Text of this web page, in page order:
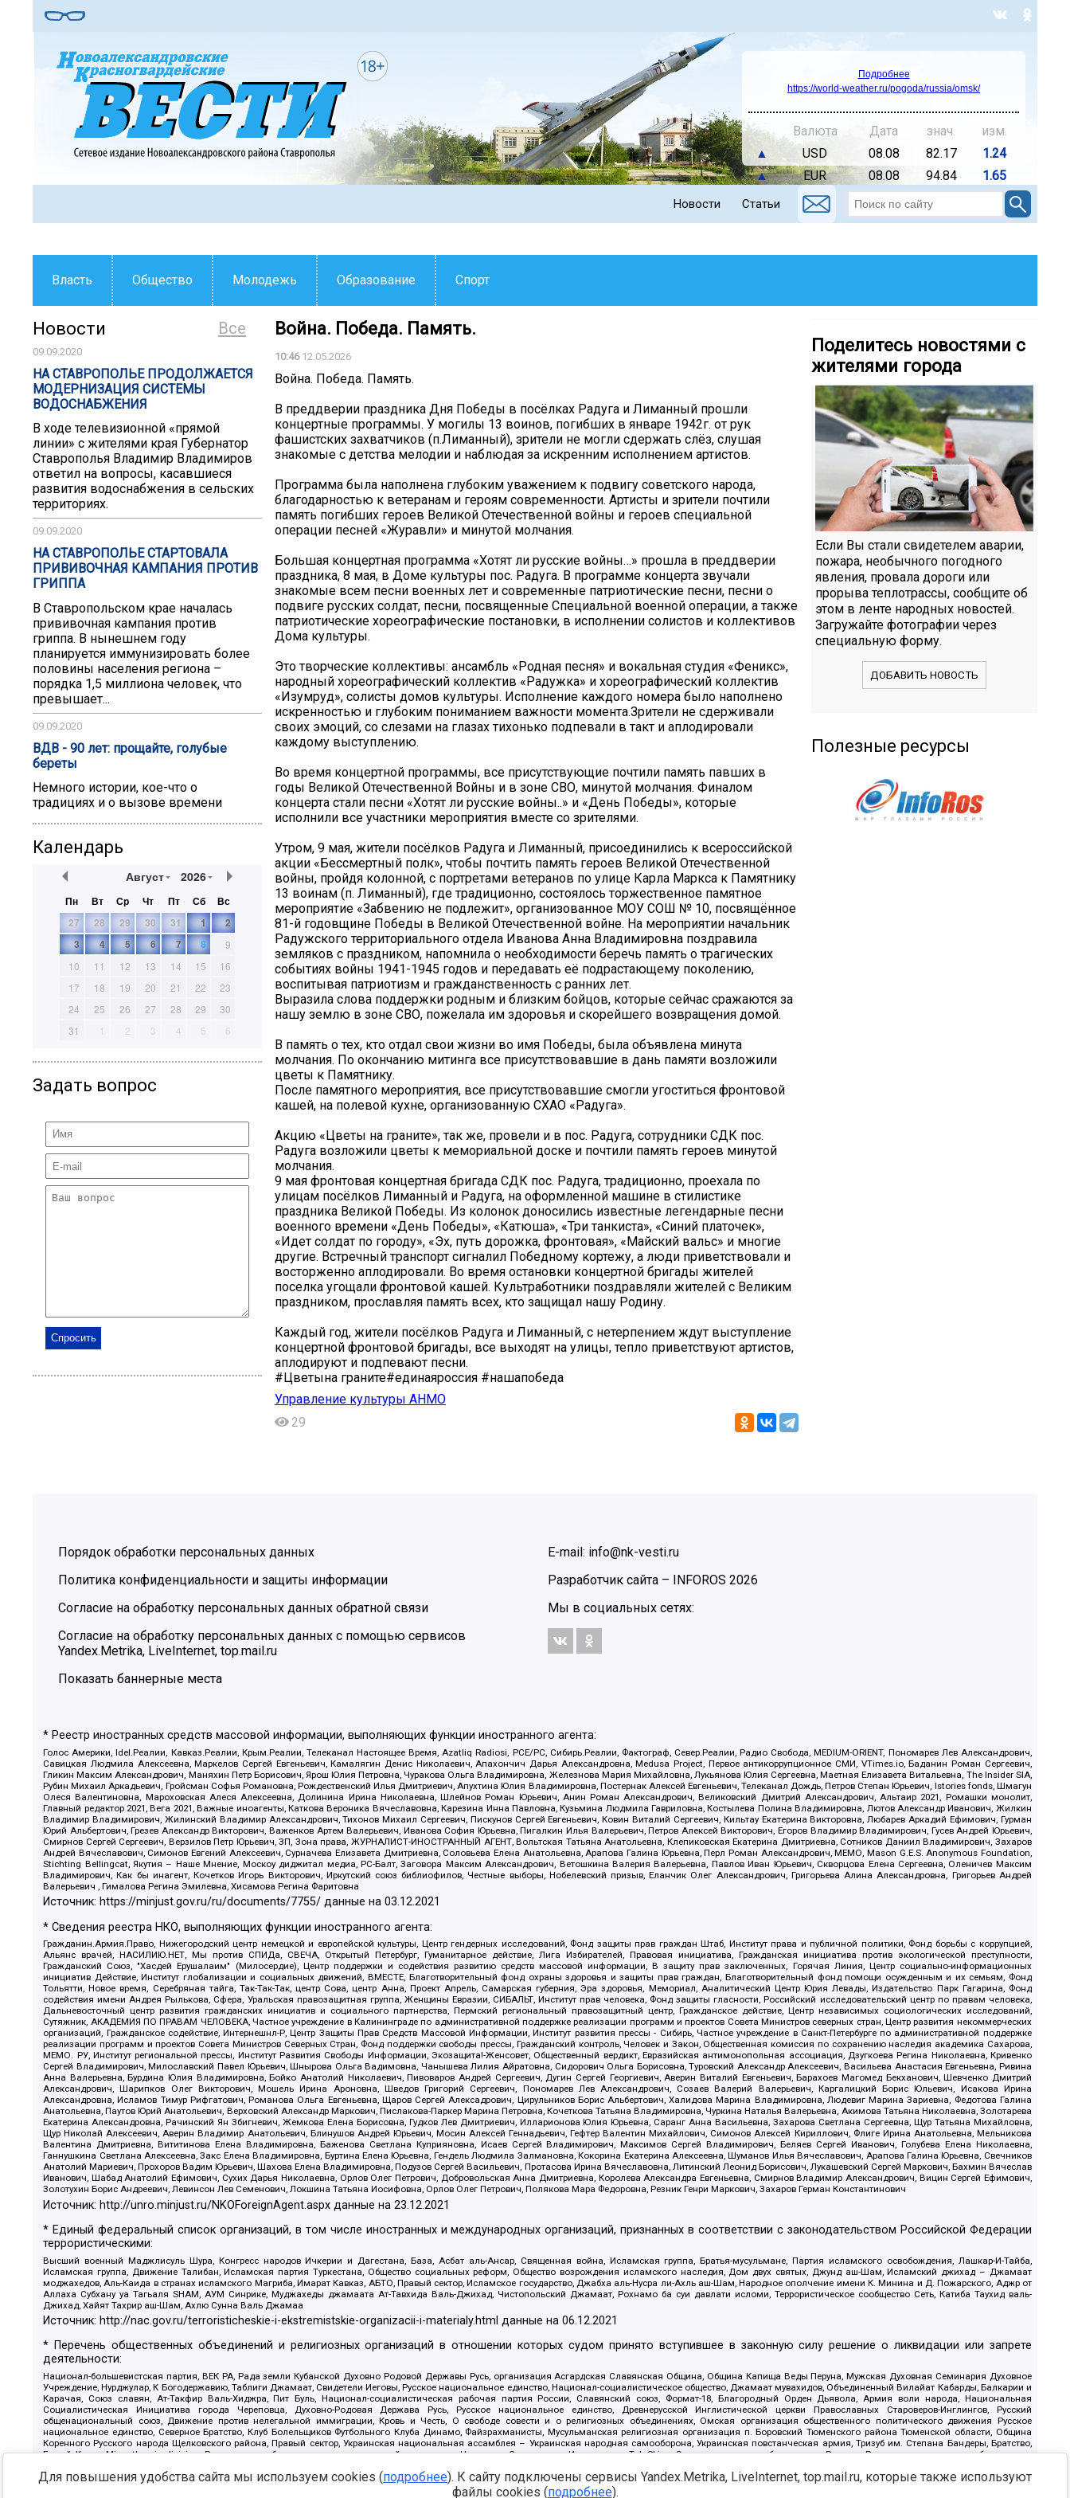
Подробнее
https://world-weather.ru/pogoda/russia/omsk/
Валюта Дата знач.
изм.
▲
USD 08.08 82.17
1.24
▲
EUR 08.08 94.84 1.65
Новости Статьи
Власть Общество Молодежь Образование Спорт
Все
Новости
09.09.2020
НА СТАВРОПОЛЬЕ ПРОДОЛЖАЕТСЯ
МОДЕРНИЗАЦИЯ СИСТЕМЫ
ВОДОСНАБЖЕНИЯ
В ходе телевизионной «прямой
линии» с жителями края Губернатор
Ставрополья Владимир Владимиров
ответил на вопросы, касавшиеся
развития водоснабжения в сельских
территориях.
09.09.2020
НА СТАВРОПОЛЬЕ СТАРТОВАЛА
ПРИВИВОЧНАЯ КАМПАНИЯ ПРОТИВ
ГРИППА
В Ставропольском крае началась
прививочная кампания против
гриппа. В нынешнем году
планируется иммунизировать более
половины населения региона –
порядка 1,5 миллиона человек, что
превышает...
09.09.2020
ВДВ - 90 лет: прощайте, голубые
береты
Немного истории, кое-что о
традициях и о вызове времени
Календарь
Август 2026
Пн Вт Ср Чт Пт Сб
Вс
27
28 29 30 31 1
2
3
4 5 6 7 8
9
10
11 12 13 14 15
16
17
18 19 20 21 22
23
24
25 26 27 28 29
30
31
1 2 3 4 5 6
Задать вопрос
Война. Победа. Память.
10:4612.05.2026
Война. Победа. Память.
В преддверии праздника Дня Победы в посёлках Радуга и Лиманный прошли
концертные программы. У могилы 13 воинов, погибших в январе 1942г. от рук
фашистских захватчиков (п.Лиманный), зрители не могли сдержать слёз, слушая
знакомые с детства мелодии и наблюдая за искренним исполнением артистов.
Программа была наполнена глубоким уважением к подвигу советского народа,
благодарностью к ветеранам и героям современности. Артисты и зрители почтили
память погибших героев Великой Отечественной войны и героев специальной
операции песней «Журавли» и минутой молчания.
Большая концертная программа «Хотят ли русские войны…» прошла в преддверии
праздника, 8 мая, в Доме культуры пос. Радуга. В программе концерта звучали
знакомые всем песни военных лет и современные патриотические песни, песни о
подвиге русских солдат, песни, посвященные Специальной военной операции, а также
патриотические хореографические постановки, в исполнении солистов и коллективов
Дома культуры.
Это творческие коллективы: ансамбль «Родная песня» и вокальная студия «Феникс»,
народный хореографический коллектив «Радужка» и хореографический коллектив
«Изумруд», солисты домов культуры. Исполнение каждого номера было наполнено
искренностью и глубоким пониманием важности момента.Зрители не сдерживали
своих эмоций, со слезами на глазах тихонько подпевали в такт и аплодировали
каждому выступлению.
Во время концертной программы, все присутствующие почтили память павших в
годы Великой Отечественной Войны и в зоне СВО, минутой молчания. Финалом
концерта стали песни «Хотят ли русские войны..» и «День Победы», которые
исполнили все участники мероприятия вместе со зрителями.
Утром, 9 мая, жители посёлков Радуга и Лиманный, присоединились к всероссийской
акции «Бессмертный полк», чтобы почтить память героев Великой Отечественной
войны, пройдя колонной, с портретами ветеранов по улице Карла Маркса к Памятнику
13 воинам (п. Лиманный), где традиционно, состоялось торжественное памятное
мероприятие «Забвению не подлежит», организованное МОУ СОШ № 10, посвящённое
81-й годовщине Победы в Великой Отечественной войне. На мероприятии начальник
Радужского территориального отдела Иванова Анна Владимировна поздравила
земляков с праздником, напомнила о необходимости беречь память о трагических
событиях войны 1941-1945 годов и передавать её подрастающему поколению,
воспитывая патриотизм и гражданственность с ранних лет.
Выразила слова поддержки родным и близким бойцов, которые сейчас сражаются за
нашу землю в зоне СВО, пожелала им здоровья и скорейшего возвращения домой.
В память о тех, кто отдал свои жизни во имя Победы, была объявлена минута
молчания. По окончанию митинга все присутствовавшие в дань памяти возложили
цветы к Памятнику.
После памятного мероприятия, все присутствовавшие смогли угоститься фронтовой
кашей, на полевой кухне, организованную СХАО «Радуга».
Акцию «Цветы на граните», так же, провели и в пос. Радуга, сотрудники СДК пос.
Радуга возложили цветы к мемориальной доске и почтили память героев минутой
молчания.
9 мая фронтовая концертная бригада СДК пос. Радуга, традиционно, проехала по
улицам посёлков Лиманный и Радуга, на оформленной машине в стилистике
праздника Великой Победы. Из колонок доносились известные легендарные песни
военного времени «День Победы», «Катюша», «Три танкиста», «Синий платочек»,
«Идет солдат по городу», «Эх, путь дорожка, фронтовая», «Майский вальс» и многие
другие. Встречный транспорт сигналил Победному кортежу, а люди приветствовали и
восторженно аплодировали. Во время остановки концертной бригады жителей
поселка угощали фронтовой кашей. Культработники поздравляли жителей с Великим
праздником, прославляя память всех, кто защищал нашу Родину.
Каждый год, жители посёлков Радуга и Лиманный, с нетерпением ждут выступление
концертной фронтовой бригады, все выходят на улицы, тепло приветствуют артистов,
аплодируют и подпевают песни.
#Цветына граните#единаяроссия #нашапобеда
Управление культуры АНМО
29
Поделитесь новостями с
жителями города
Если Вы стали свидетелем аварии,
пожара, необычного погодного
явления, провала дороги или
прорыва теплотрассы, сообщите об
этом в ленте народных новостей.
Загружайте фотографии через
специальную форму.
ДОБАВИТЬ НОВОСТЬ
Полезные ресурсы
Порядок обработки персональных данных
Политика конфиденциальности и защиты информации
Согласие на обработку персональных данных обратной связи
Согласие на обработку персональных данных с помощью сервисов
Yandex.Metrika, LiveInternet, top.mail.ru
Показать баннерные места
E-mail: info@nk-vesti.ru
Разработчик сайта – INFOROS 2026
Мы в социальных сетях:
* Реестр иностранных средств массовой информации, выполняющих функции иностранного агента:
Голос Америки, Idel.Реалии, Кавказ.Реалии, Крым.Реалии, Телеканал Настоящее Время, Azatliq Radiosi, PCE/PC, Сибирь.Реалии, Фактограф, Север.Реалии, Радио Свобода, MEDIUM-ORIENT, Пономарев Лев Александрович,
Савицкая Людмила Алексеевна, Маркелов Сергей Евгеньевич, Камалягин Денис Николаевич, Апахончич Дарья Александровна, Medusa Project, Первое антикоррупционное СМИ, VTimes.io, Баданин Роман Сергеевич,
Гликин Максим Александрович, Маняхин Петр Борисович, Ярош Юлия Петровна, Чуракова Ольга Владимировна, Железнова Мария Михайловна, Лукьянова Юлия Сергеевна, Маетная Елизавета Витальевна, The Insider SIA,
Рубин Михаил Аркадьевич, Гройсман Софья Романовна, Рождественский Илья Дмитриевич, Апухтина Юлия Владимировна, Постернак Алексей Евгеньевич, Телеканал Дождь, Петров Степан Юрьевич, Istories fonds, Шмагун
Олеся Валентиновна, Мароховская Алеся Алексеевна, Долинина Ирина Николаевна, Шлейнов Роман Юрьевич, Анин Роман Александрович, Великовский Дмитрий Александрович, Альтаир 2021, Ромашки монолит,
Главный редактор 2021, Вега 2021, Важные иноагенты, Каткова Вероника Вячеславовна, Карезина Инна Павловна, Кузьмина Людмила Гавриловна, Костылева Полина Владимировна, Лютов Александр Иванович, Жилкин
Владимир Владимирович, Жилинский Владимир Александрович, Тихонов Михаил Сергеевич, Пискунов Сергей Евгеньевич, Ковин Виталий Сергеевич, Кильтау Екатерина Викторовна, Любарев Аркадий Ефимович, Гурман
Юрий Альбертович, Грезев Александр Викторович, Важенков Артем Валерьевич, Иванова София Юрьевна, Пигалкин Илья Валерьевич, Петров Алексей Викторович, Егоров Владимир Владимирович, Гусев Андрей Юрьевич,
Смирнов Сергей Сергеевич, Верзилов Петр Юрьевич, ЗП, Зона права, ЖУРНАЛИСТ-ИНОСТРАННЫЙ АГЕНТ, Вольтская Татьяна Анатольевна, Клепиковская Екатерина Дмитриевна, Сотников Даниил Владимирович, Захаров
Андрей Вячеславович, Симонов Евгений Алексеевич, Сурначева Елизавета Дмитриевна, Соловьева Елена Анатольевна, Арапова Галина Юрьевна, Перл Роман Александрович, МЕМО, Mason G.E.S. Anonymous Foundation,
Stichting Bellingcat, Якутия – Наше Мнение, Москоу диджитал медиа, РС-Балт, Заговора Максим Александрович, Ветошкина Валерия Валерьевна, Павлов Иван Юрьевич, Скворцова Елена Сергеевна, Оленичев Максим
Владимирович, Как бы инагент, Кочетков Игорь Викторович, Иркутский союз библиофилов, Честные выборы, Нобелевский призыв, Еланчик Олег Александрович, Григорьева Алина Александровна, Григорьев Андрей
Валерьевич , Гималова Регина Эмилевна, Хисамова Регина Фаритовна
Источник: https://minjust.gov.ru/ru/documents/7755/ данные на03.12.2021
* Сведения реестра НКО, выполняющих функции иностранного агента:
Гражданин.Армия.Право, Нижегородский центр немецкой и европейской культуры, Центр гендерных исследований, Фонд защиты прав граждан Штаб, Институт права и публичной политики, Фонд борьбы с коррупцией,
Альянс врачей, НАСИЛИЮ.НЕТ, Мы против СПИДа, СВЕЧА, Открытый Петербург, Гуманитарное действие, Лига Избирателей, Правовая инициатива, Гражданская инициатива против экологической преступности,
Гражданский Союз, "Хасдей Ерушалаим" (Милосердие), Центр поддержки и содействия развитию средств массовой информации, В защиту прав заключенных, Горячая Линия, Центр социально-информационных
инициатив Действие, Институт глобализации и социальных движений, ВМЕСТЕ, Благотворительный фонд охраны здоровья и защиты прав граждан, Благотворительный фонд помощи осужденным и их семьям, Фонд
Тольятти, Новое время, Серебряная тайга, Так-Так-Так, центр Сова, центр Анна, Проект Апрель, Самарская губерния, Эра здоровья, Мемориал, Аналитический Центр Юрия Левады, Издательство Парк Гагарина, Фонд
содействия имени Андрея Рылькова, Сфера, Уральская правозащитная группа, Женщины Евразии, СИБАЛЬТ, Институт прав человека, Фонд защиты гласности, Российский исследовательский центр по правам человека,
Дальневосточный центр развития гражданских инициатив и социального партнерства, Пермский региональный правозащитный центр, Гражданское действие, Центр независимых социологических исследований,
Сутяжник, АКАДЕМИЯ ПО ПРАВАМ ЧЕЛОВЕКА, Частное учреждение в Калининграде по административной поддержке реализации программ и проектов Совета Министров северных стран, Центр развития некоммерческих
организаций, Гражданское содействие, Интернешнл-Р, Центр Защиты Прав Средств Массовой Информации, Институт развития прессы - Сибирь, Частное учреждение в Санкт-Петербурге по административной поддержке
реализации программ и проектов Совета Министров Северных Стран, Фонд поддержки свободы прессы, Гражданский контроль, Человек и Закон, Общественная комиссия по сохранению наследия академика Сахарова,
МЕМО. РУ, Институт региональной прессы, Институт Развития Свободы Информации, Экозащита!-Женсовет, Общественный вердикт, Евразийская антимонопольная ассоциация, Дзугкоева Регина Николаевна, Кривенко
Сергей Владимирович, Милославский Павел Юрьевич, Шнырова Ольга Вадимовна, Чанышева Лилия Айратовна, Сидорович Ольга Борисовна, Туровский Александр Алексеевич, Васильева Анастасия Евгеньевна, Ривина
Анна Валерьевна, Бурдина Юлия Владимировна, Бойко Анатолий Николаевич, Пивоваров Андрей Сергеевич, Дугин Сергей Георгиевич, Аверин Виталий Евгеньевич, Барахоев Магомед Бекханович, Шевченко Дмитрий
Александрович, Шарипков Олег Викторович, Мошель Ирина Ароновна, Шведов Григорий Сергеевич, Пономарев Лев Александрович, Созаев Валерий Валерьевич, Каргалицкий Борис Юльевич, Исакова Ирина
Александровна, Исламов Тимур Рифгатович, Романова Ольга Евгеньевна, Щаров Сергей Алексадрович, Цирульников Борис Альбертович, Халидова Марина Владимировна, Людевиг Марина Зариевна, Федотова Галина
Анатольевна, Паутов Юрий Анатольевич, Верховский Александр Маркович, Пислакова-Паркер Марина Петровна, Кочеткова Татьяна Владимировна, Чуркина Наталья Валерьевна, Акимова Татьяна Николаевна, Золотарева
Екатерина Александровна, Рачинский Ян Збигневич, Жемкова Елена Борисовна, Гудков Лев Дмитриевич, Илларионова Юлия Юрьевна, Саранг Анна Васильевна, Захарова Светлана Сергеевна, Щур Татьяна Михайловна,
Щур Николай Алексеевич, Аверин Владимир Анатольевич, Блинушов Андрей Юрьевич, Мосин Алексей Геннадьевич, Гефтер Валентин Михайлович, Симонов Алексей Кириллович, Флиге Ирина Анатольевна, Мельникова
Валентина Дмитриевна, Вититинова Елена Владимировна, Баженова Светлана Куприяновна, Исаев Сергей Владимирович, Максимов Сергей Владимирович, Беляев Сергей Иванович, Голубева Елена Николаевна,
Ганнушкина Светлана Алексеевна, Закс Елена Владимировна, Буртина Елена Юрьевна, Гендель Людмила Залмановна, Кокорина Екатерина Алексеевна, Шуманов Илья Вячеславович, Арапова Галина Юрьевна, Свечников
Анатолий Мариевич, Прохоров Вадим Юрьевич, Шахова Елена Владимировна, Подузов Сергей Васильевич, Протасова Ирина Вячеславовна, Литинский Леонид Борисович, Лукашевский Сергей Маркович, Бахмин Вячеслав
Иванович, Шабад Анатолий Ефимович, Сухих Дарья Николаевна, Орлов Олег Петрович, Добровольская Анна Дмитриевна, Королева Александра Евгеньевна, Смирнов Владимир Александрович, Вицин Сергей Ефимович,
Золотухин Борис Андреевич, Левинсон Лев Семенович, Локшина Татьяна Иосифовна, Орлов Олег Петрович, Полякова Мара Федоровна, Резник Генри Маркович, Захаров Герман Константинович
Источник: http://unro.minjust.ru/NKOForeignAgent.aspx данные на23.12.2021
* Единый федеральный список организаций, в том числе иностранных и международных организаций, признанных в соответствии с законодательством Российской Федерации
террористическими:
Высший военный Маджлисуль Шура, Конгресс народов Ичкерии и Дагестана, База, Асбат аль-Ансар, Священная война, Исламская группа, Братья-мусульмане, Партия исламского освобождения, Лашкар-И-Тайба,
Исламская группа, Движение Талибан, Исламская партия Туркестана, Общество социальных реформ, Общество возрождения исламского наследия, Дом двух святых, Джунд аш-Шам, Исламский джихад – Джамаат
моджахедов, Аль-Каида в странах исламского Магриба, Имарат Кавказ, АБТО, Правый сектор, Исламское государство, Джабха аль-Нусра ли-Ахль аш-Шам, Народное ополчение имени К. Минина и Д. Пожарского, Аджр от
Аллаха Субхану уа Тагьаля SHAM, АУМ Синрике, Муджахеды джамаата Ат-Тавхида Валь-Джихад, Чистопольский Джамаат, Рохнамо ба суи давлати исломи, Террористическое сообщество Сеть, Катиба Таухид валь-
Джихад, Хайят Тахрир аш-Шам, Ахлю Сунна Валь Джамаа
Источник: http://nac.gov.ru/terroristicheskie-i-ekstremistskie-organizacii-i-materialy.html данные на06.12.2021
* Перечень общественных объединений и религиозных организаций в отношении которых судом принято вступившее в законную силу решение о ликвидации или запрете
деятельности:
Национал-большевистская партия, ВЕК РА, Рада земли Кубанской Духовно Родовой Державы Русь, организация Асгардская Славянская Община, Община Капища Веды Перуна, Мужская Духовная Семинария Духовное
Учреждение, Нурджулар, К Богодержавию, Таблиги Джамаат, Свидетели Иеговы, Русское национальное единство, Национал-социалистическое общество, Джамаат мувахидов, Объединенный Вилайат Кабарды, Балкарии и
Карачая, Союз славян, Ат-Такфир Валь-Хиджра, Пит Буль, Национал-социалистическая рабочая партия России, Славянский союз, Формат-18, Благородный Орден Дьявола, Армия воли народа, Национальная
Социалистическая Инициатива города Череповца, Духовно-Родовая Держава Русь, Русское национальное единство, Древнерусской Инглистической церкви Православных Староверов-Инглингов, Русский
общенациональный союз, Движение против нелегальной иммиграции, Кровь и Честь, О свободе совести и о религиозных объединениях, Омская организация общественного политического движения Русское
национальное единство, Северное Братство, Клуб Болельщиков Футбольного Клуба Динамо, Файзрахманисты, Мусульманская религиозная организация п. Боровский Тюменского района Тюменской области, Община
Коренного Русского народа Щелковского района, Правый сектор, Украинская национальная ассамблея – Украинская народная самооборона, Украинская повстанческая армия, Тризуб им. Степана Бандеры, Братство,
Белый Крест, Misanthropic division, Религиозное объединение последователей инглиизма, Народная Социальная Инициатива, TulaSkins, Этнополитическое объединение Русские, Русское национальное объединение
Артподготовка, Штольц, В честь иконы Божией Матери Державная, Сектор 16, Независимость, Фирма, Молодежная правозащитная группа МПГ, Курсом Правды и Единения, Каракольская инициативная группа, Автоград
Крю, Союз Славянских Сил Руси, Алля-Аят, Благотворительный пансионат Ак Умут, Русская республика Русь, Арестантское уголовное единство, Башкорт, Нация и свобода, W.H.С., Фалунь Дафа, Иртыш Ultras, Русский
Для повышения удобства сайта мы используем cookies (подробнее). К сайту подключены сервисы Yandex.Metrika, LiveInternet, top.mail.ru, которые также используют
файлы cookies (подробнее).